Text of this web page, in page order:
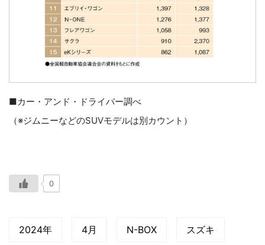
■カー・アンド・ドライバー調べ
（※ジムニーなどのSUVモデルは別カウント）
0
2024年 4月 N-BOX スズキ